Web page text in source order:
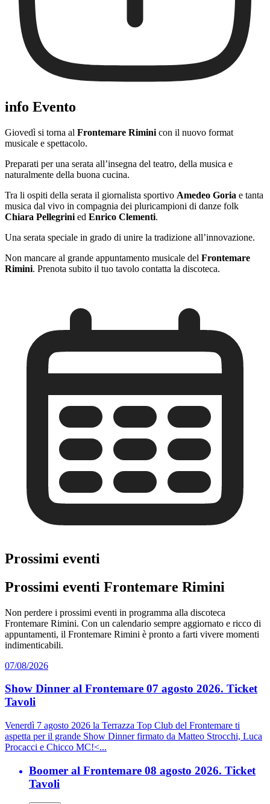
info Evento
Giovedì si torna al Frontemare Rimini con il nuovo format
musicale e spettacolo.
Preparati per una serata all’insegna del teatro, della musica e
naturalmente della buona cucina.
Tra li ospiti della serata il giornalista sportivo Amedeo Goria e tanta
musica dal vivo in compagnia dei pluricampioni di danze folk
Chiara Pellegrini ed Enrico Clementi.
Una serata speciale in grado di unire la tradizione all’innovazione.
Non mancare al grande appuntamento musicale del Frontemare
Rimini. Prenota subito il tuo tavolo contatta la discoteca.
Prossimi eventi
Prossimi eventi Frontemare Rimini
Non perdere i prossimi eventi in programma alla discoteca
Frontemare Rimini. Con un calendario sempre aggiornato e ricco di
appuntamenti, il Frontemare Rimini è pronto a farti vivere momenti
indimenticabili.
07/08/2026
Show Dinner al Frontemare 07 agosto 2026. Ticket
Tavoli
Venerdì 7 agosto 2026 la Terrazza Top Club del Frontemare ti
aspetta per il grande Show Dinner firmato da Matteo Strocchi, Luca
Procacci e Chicco MC!<...
Boomer al Frontemare 08 agosto 2026. Ticket
Tavoli